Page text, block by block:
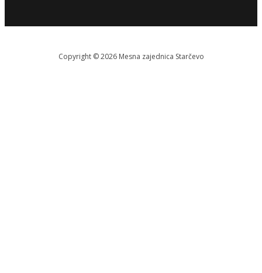
Copyright © 2026 Меsna zajednica Starčevo